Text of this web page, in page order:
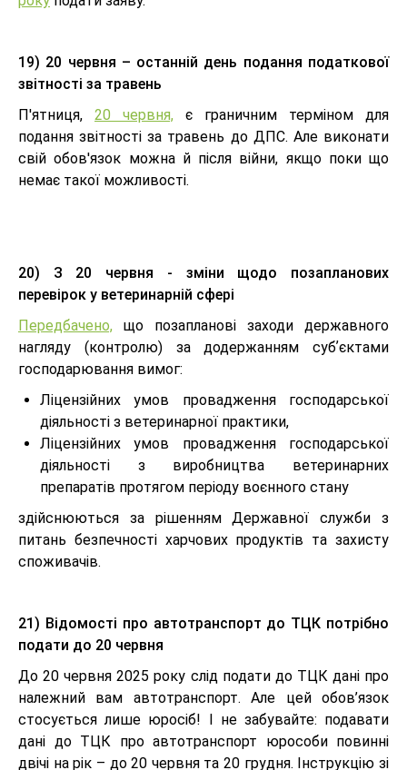
19) 20 червня – останній день подання податкової
звітності за травень
П'ятниця, 20 червня, є граничним терміном для
подання звітності за травень до ДПС. Але виконати
свій обов'язок можна й після війни, якщо поки що
немає такої можливості.
20) З 20 червня - зміни щодо позапланових
перевірок у ветеринарній сфері
Передбачено, що позапланові заходи державного
нагляду (контролю) за додержанням субʼєктами
господарювання вимог:
Ліцензійних умов провадження господарської
діяльності з ветеринарної практики,
Ліцензійних умов провадження господарської
діяльності з виробництва ветеринарних
препаратів протягом періоду воєнного стану
здійснюються за рішенням Державної служби з
питань безпечності харчових продуктів та захисту
споживачів.
21) Відомості про автотранспорт до ТЦК потрібно
подати до 20 червня
До 20 червня 2025 року слід подати до ТЦК дані про
належний вам автотранспорт. Але цей обов’язок
стосується лише юросіб! І не забувайте: подавати
дані до ТЦК про автотранспорт юрособи повинні
двічі на рік – до 20 червня та 20 грудня. Інструкцію зі